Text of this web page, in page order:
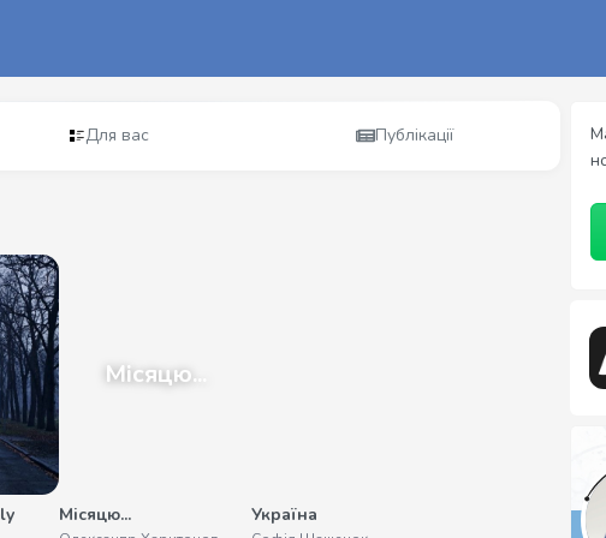
Для вас Публікації
Місяцю...
Місяцю... Україна